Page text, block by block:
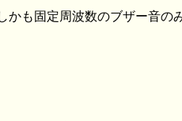
も固定周波数のブザー音の